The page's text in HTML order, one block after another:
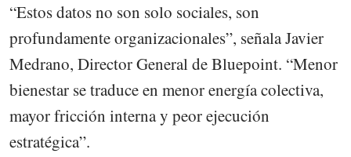
“Estos datos no son solo sociales, son
profundamente organizacionales”, señala Javier
Medrano, Director General de Bluepoint. “Menor
bienestar se traduce en menor energía colectiva,
mayor fricción interna y peor ejecución
estratégica”.